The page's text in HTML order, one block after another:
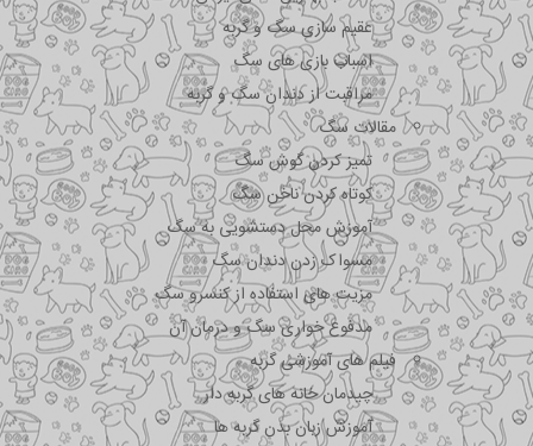
عقیم سازی سگ و گربه
اسباب بازی های سگ
مراقبت از دندان سگ و گربه
مقالات سگ
تمیز کردن گوش سگ
کوتاه کردن ناخن سگ
آموزش محل دستشویی به سگ
مسواک زدن دندان سگ
مزیت های استفاده از کنسرو سگ
مدفوع خواری سگ و درمان آن
فیلم های آموزشی گربه
چیدمان خانه های گربه دار
آموزش زبان بدن گربه ها